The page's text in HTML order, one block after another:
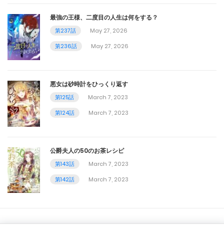
第156話
February 21, 2024
第155話
第154話
February 21, 2024
February 21, 2024
第152話
最強の王様、二度目の人生は何をする？
第237話
May 27, 2026
第236話
May 27, 2026
悪女は砂時計をひっくり返す
第125話
March 7, 2023
第124話
March 7, 2023
公爵夫人の50のお茶レシピ
第143話
March 7, 2023
第142話
March 7, 2023